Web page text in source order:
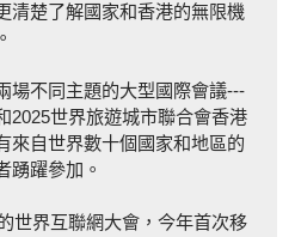
清楚了解國家和香港的無限機
場不同主題的大型國際會議---
2025世界旅遊城市聯合會香港
來自世界數十個國家和地區的
踴躍參加。
世界互聯網大會，今年首次移